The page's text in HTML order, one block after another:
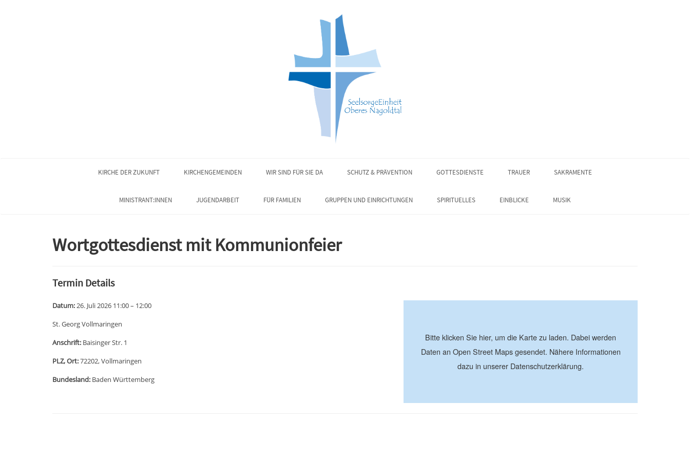
KIRCHE DER ZUKUNFT KIRCHENGEMEINDEN WIR SIND FÜR SIE DA SCHUTZ & PRÄVENTION GOTTESDIENSTE TRAUER SAKRAMENTE
MINISTRANT:INNEN JUGENDARBEIT FÜR FAMILIEN GRUPPEN UND EINRICHTUNGEN SPIRITUELLES EINBLICKE MUSIK
Wortgottesdienst mit Kommunionfeier
Termin Details
Datum:26. Juli 2026 11:00– 12:00
St. Georg Vollmaringen
Anschrift: Baisinger Str. 1
PLZ, Ort:72202, Vollmaringen
Bundesland: Baden Württemberg